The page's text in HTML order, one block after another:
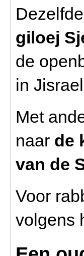
giloej
de
in
Met
naar de
van de
Voor
volgens